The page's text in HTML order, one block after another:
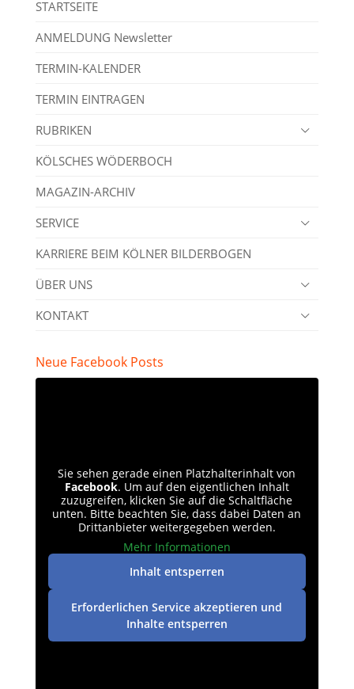
STARTSEITE
ANMELDUNG Newsletter
TERMIN-KALENDER
TERMIN EINTRAGEN
RUBRIKEN
KÖLSCHES WÖDERBOCH
MAGAZIN-ARCHIV
SERVICE
KARRIERE BEIM KÖLNER BILDERBOGEN
ÜBER UNS
KONTAKT
Neue Facebook Posts
Sie sehen gerade einen Platzhalterinhalt von
Facebook. Um auf den eigentlichen Inhalt
zuzugreifen, klicken Sie auf die Schaltfläche
unten. Bitte beachten Sie, dass dabei Daten an
Drittanbieter weitergegeben werden.
Mehr Informationen
Inhalt entsperren
Erforderlichen Service akzeptieren und
Inhalte entsperren